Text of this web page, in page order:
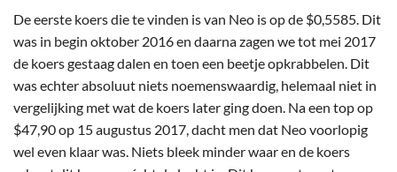
De eerste koers die te vinden is van Neo is op de $0,5585. Dit
was in begin oktober 2016 en daarna zagen we tot mei 2017
de koers gestaag dalen en toen een beetje opkrabbelen. Dit
was echter absoluut niets noemenswaardig, helemaal niet in
vergelijking met wat de koers later ging doen. Na een top op
$47,90 op 15 augustus 2017, dacht men dat Neo voorlopig
wel even klaar was. Niets bleek minder waar en de koers